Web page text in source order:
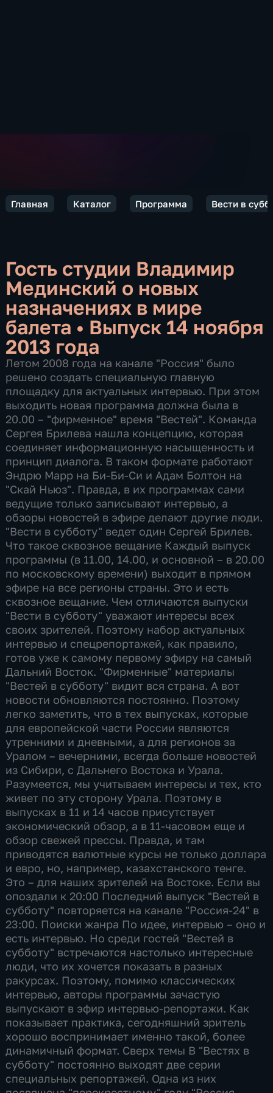
Главная Каталог Программа Вести в
Гость студии Владимир
Мединский о новых
назначениях в мире
балета • Выпуск 14 ноября
2013 года
Летом 2008 года на канале "Россия" было
решено создать специальную главную
площадку для актуальных интервью. При этом
выходить новая программа должна была в
20.00 – "фирменное" время "Вестей". Команда
Сергея Брилева нашла концепцию, которая
соединяет информационную насыщенность и
принцип диалога. В таком формате работают
Эндрю Марр на Би-Би-Си и Адам Болтон на
"Скай Ньюз". Правда, в их программах сами
ведущие только записывают интервью, а
обзоры новостей в эфире делают другие люди.
"Вести в субботу" ведет один Сергей Брилев.
Что такое сквозное вещание Каждый выпуск
программы (в 11.00, 14.00, и основной – в 20.00
по московскому времени) выходит в прямом
эфире на все регионы страны. Это и есть
сквозное вещание. Чем отличаются выпуски
"Вести в субботу" уважают интересы всех
своих зрителей. Поэтому набор актуальных
интервью и спецрепортажей, как правило,
готов уже к самому первому эфиру на самый
Дальний Восток. "Фирменные" материалы
"Вестей в субботу" видит вся страна. А вот
новости обновляются постоянно. Поэтому
легко заметить, что в тех выпусках, которые
для европейской части России являются
утренними и дневными, а для регионов за
Уралом – вечерними, всегда больше новостей
из Сибири, с Дальнего Востока и Урала.
Разумеется, мы учитываем интересы и тех, кто
живет по эту сторону Урала. Поэтому в
выпусках в 11 и 14 часов присутствует
экономический обзор, а в 11-часовом еще и
обзор свежей прессы. Правда, и там
приводятся валютные курсы не только доллара
и евро, но, например, казахстанского тенге.
Это – для наших зрителей на Востоке. Если вы
опоздали к 20:00 Последний выпуск "Вестей в
субботу" повторяется на канале "Россия-24" в
23:00. Поиски жанра По идее, интервью – оно и
есть интервью. Но среди гостей "Вестей в
субботу" встречаются настолько интересные
люди, что их хочется показать в разных
ракурсах. Поэтому, помимо классических
интервью, авторы программы зачастую
выпускают в эфир интервью-репортажи. Как
показывает практика, сегодняшний зритель
хорошо воспринимает именно такой, более
динамичный формат. Сверх темы В "Вестях в
субботу" постоянно выходят две серии
специальных репортажей. Одна из них